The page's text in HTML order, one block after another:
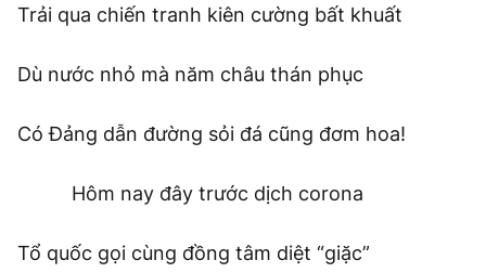
Trải qua chiến tranh kiên cường bất khuất
Dù nước nhỏ mà năm châu thán phục
Có Đảng dẫn đường sỏi đá cũng đơm hoa!
Hôm nay đây trước dịch corona
Tổ quốc gọi cùng đồng tâm diệt “giặc”